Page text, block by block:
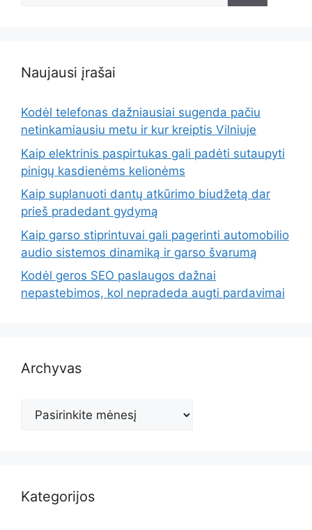
Naujausi įrašai
Kodėl telefonas dažniausiai sugenda pačiu
netinkamiausiu metu ir kur kreiptis Vilniuje
Kaip elektrinis paspirtukas gali padėti sutaupyti
pinigų kasdienėms kelionėms
Kaip suplanuoti dantų atkūrimo biudžetą dar
prieš pradedant gydymą
Kaip garso stiprintuvai gali pagerinti automobilio
audio sistemos dinamiką ir garso švarumą
Kodėl geros SEO paslaugos dažnai
nepastebimos, kol nepradeda augti pardavimai
Archyvas
Archyvas
Kategorijos